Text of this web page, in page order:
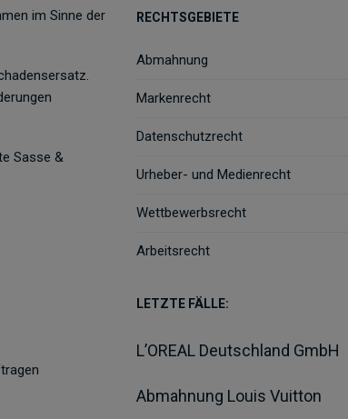
im Sinne der
Sasse &
RECHTSGEBIETE
Abmahnung
Markenrecht
Datenschutzrecht
Urheber- und Medienrecht
Wettbewerbsrecht
Arbeitsrecht
LETZTE FÄLLE:
L’OREAL Deutschland GmbH
Abmahnung Louis Vuitton